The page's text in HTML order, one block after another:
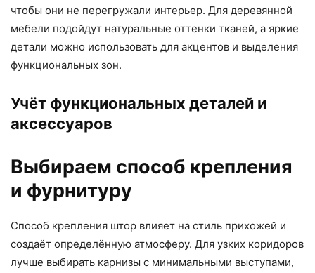
чтобы они не перегружали интерьер. Для деревянной
мебели подойдут натуральные оттенки тканей, а яркие
детали можно использовать для акцентов и выделения
функциональных зон.
Учёт функциональных деталей и
аксессуаров
Выбираем способ крепления
и фурнитуру
Способ крепления штор влияет на стиль прихожей и
создаёт определённую атмосферу. Для узких коридоров
лучше выбирать карнизы с минимальными выступами,